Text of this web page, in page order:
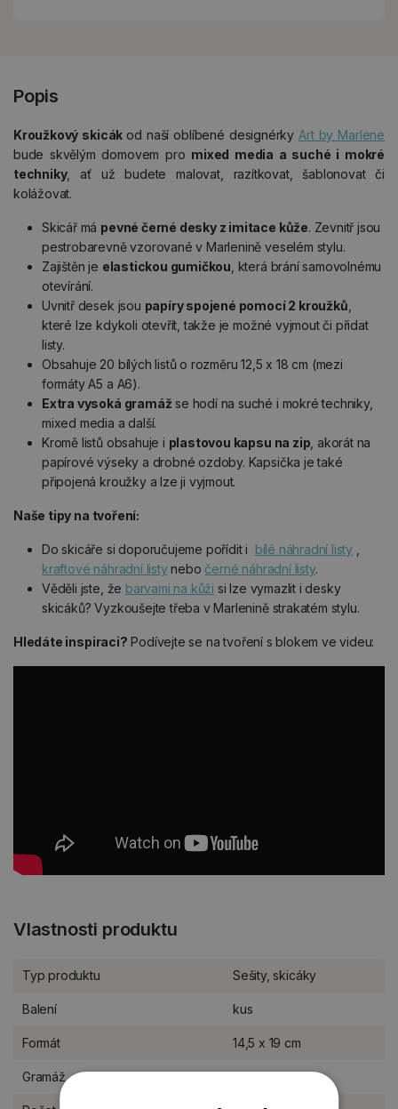
Popis
Kroužkový skicák od naší oblíbené designérkyArt by Marlene
bude skvělým domovem pro mixed media a suché i mokré
techniky, ať už budete malovat, razítkovat, šablonovat či
kolážovat.
Skicář má pevné černé desky z imitace kůže. Zevnitř jsou
pestrobarevně vzorované v Marlenině veselém stylu.
Zajištěn je elastickou gumičkou , která brání samovolnému
otevírání.
Uvnitř desek jsou papíry spojené pomocí 2 kroužků
které lze kdykoli otevřít, takže je možné vyjmout či přidat
listy.
Obsahuje 20 bílých listů o rozměru 12,5 x 18 cm (mezi
formáty A5 a A6).
Extra vysoká gramáž se hodí na suché i mokré techniky,
mixed media a další.
Kromě listů obsahuje i plastovou kapsu na zip , akorát na
papírové výseky a drobné ozdoby. Kapsička je také
připojená kroužky a lze ji vyjmout.
Naše tipy na tvoření:
Do skicáře si doporučujeme pořídit i bílé náhradní listy
kraftové náhradní listynebo černé náhradní listy.
Věděli jste, že barvami na kůži si lze vymazlit i desky
skicáků? Vyzkoušejte třeba v Marlenině strakatém stylu.
Hledáte inspiraci? Podívejte se na tvoření s blokem ve videu:
Vlastnosti produktu
Typ produktu Sešity, skicáky
Balení kus
Formát 14,5 x 19 cm
Gramáž 300 g/m2